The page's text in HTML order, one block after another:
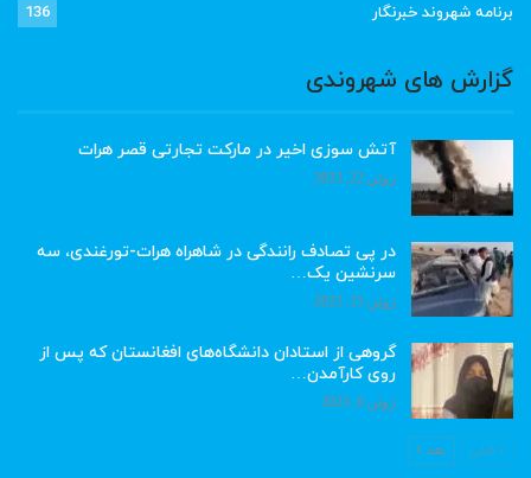
برنامه شهروند خبرنگار 136
گزارش های شهروندی
آتش سوزی اخیر در مارکت تجارتی قصر هرات
ژوئن 22, 2023
در پی تصادف رانندگی در شاهراه هرات-تورغندی، سه
سرنشین یک…
ژوئن 15, 2023
گروهی از استادان دانشگاه‌های افغانستان که پس از
روی کارآمدن…
ژوئن 6, 2023
قبلی بعد